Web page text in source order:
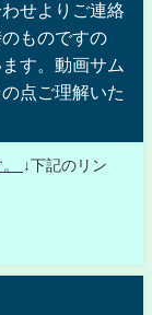
せよりご連絡
ものですの
す。動画サム
点ご理解いた
↓下記のリン